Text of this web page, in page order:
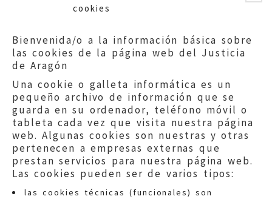
cookies
Bienvenida/o a la información básica sobre
las cookies de la página web del Justicia
de Aragón
Una cookie o galleta informática es un
pequeño archivo de información que se
guarda en su ordenador, teléfono móvil o
tableta cada vez que visita nuestra página
web. Algunas cookies son nuestras y otras
pertenecen a empresas externas que
prestan servicios para nuestra página web.
Las cookies pueden ser de varios tipos:
las cookies técnicas (funcionales) son